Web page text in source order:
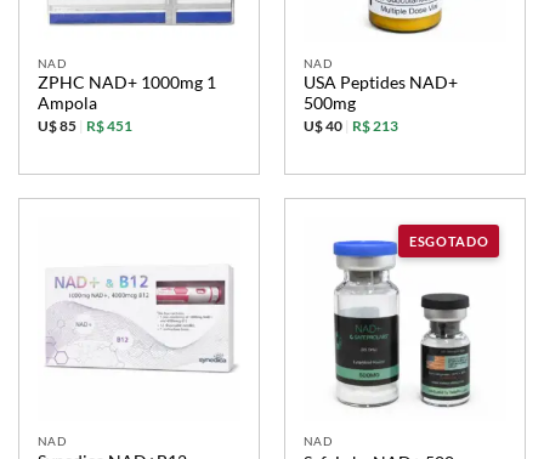
NAD
ZPHC NAD+ 1000mg 1
Ampola
U$ 85 R$ 451
NAD
USA Peptides NAD+
500mg
U$ 40 R$ 213
NAD NAD